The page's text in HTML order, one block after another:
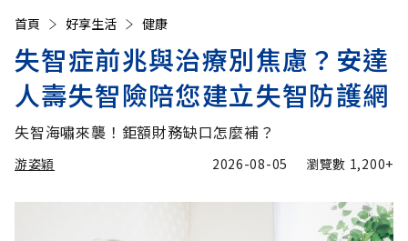
首頁 好享生活 健康
失智症前兆與治療別焦慮？安達
人壽失智險陪您建立失智防護網
失智海嘯來襲！鉅額財務缺口怎麼補？
游姿穎 2026-08-05 瀏覽數 1,200+